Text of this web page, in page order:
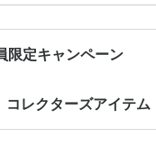
限定キャンペーン
コレクターズアイテム